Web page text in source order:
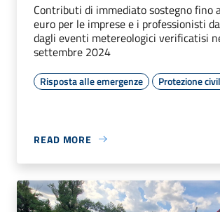
Contributi di immediato sostegno fino
euro per le imprese e i professionisti
dagli eventi metereologici verificatisi
settembre 2024
Risposta alle emergenze Protezione
READ MORE